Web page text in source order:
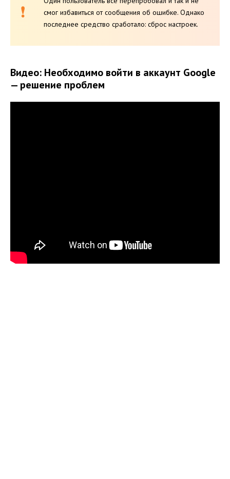
смог избавиться от сообщения об ошибке. Однако
последнее средство сработало: сброс настроек.
Видео: Необходимо войти в аккаунт Google
— решение проблем